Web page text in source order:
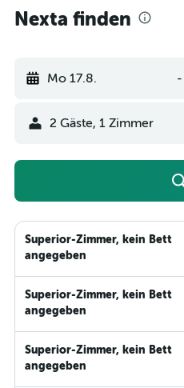
Nexta finden
Mo 17.8. -
2 Gäste, 1 Zimmer
Superior-Zimmer, kein Bett
angegeben
Superior-Zimmer, kein Bett
angegeben
Superior-Zimmer, kein Bett
angegeben